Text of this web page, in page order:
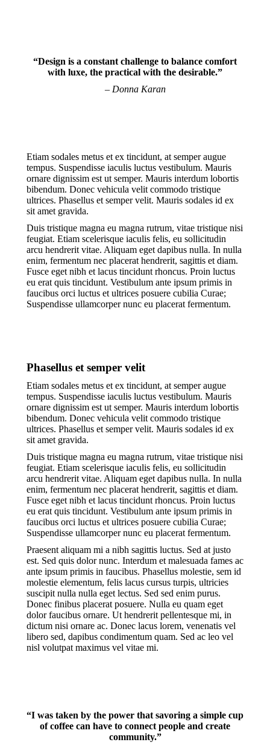
“Design is a constant challenge to balance comfort
with luxe, the practical with the desirable.”
– Donna Karan
Etiam sodales metus et ex tincidunt, at semper augue
tempus. Suspendisse iaculis luctus vestibulum. Mauris
ornare dignissim est ut semper. Mauris interdum lobortis
bibendum. Donec vehicula velit commodo tristique
ultrices. Phasellus et semper velit. Mauris sodales id ex
sit amet gravida.
Duis tristique magna eu magna rutrum, vitae tristique nisi
feugiat. Etiam scelerisque iaculis felis, eu sollicitudin
arcu hendrerit vitae. Aliquam eget dapibus nulla. In nulla
enim, fermentum nec placerat hendrerit, sagittis et diam.
Fusce eget nibh et lacus tincidunt rhoncus. Proin luctus
eu erat quis tincidunt. Vestibulum ante ipsum primis in
faucibus orci luctus et ultrices posuere cubilia Curae;
Suspendisse ullamcorper nunc eu placerat fermentum.
Phasellus et semper velit
Etiam sodales metus et ex tincidunt, at semper augue
tempus. Suspendisse iaculis luctus vestibulum. Mauris
ornare dignissim est ut semper. Mauris interdum lobortis
bibendum. Donec vehicula velit commodo tristique
ultrices. Phasellus et semper velit. Mauris sodales id ex
sit amet gravida.
Duis tristique magna eu magna rutrum, vitae tristique nisi
feugiat. Etiam scelerisque iaculis felis, eu sollicitudin
arcu hendrerit vitae. Aliquam eget dapibus nulla. In nulla
enim, fermentum nec placerat hendrerit, sagittis et diam.
Fusce eget nibh et lacus tincidunt rhoncus. Proin luctus
eu erat quis tincidunt. Vestibulum ante ipsum primis in
faucibus orci luctus et ultrices posuere cubilia Curae;
Suspendisse ullamcorper nunc eu placerat fermentum.
Praesent aliquam mi a nibh sagittis luctus. Sed at justo
est. Sed quis dolor nunc. Interdum et malesuada fames ac
ante ipsum primis in faucibus. Phasellus molestie, sem id
molestie elementum, felis lacus cursus turpis, ultricies
suscipit nulla nulla eget lectus. Sed sed enim purus.
Donec finibus placerat posuere. Nulla eu quam eget
dolor faucibus ornare. Ut hendrerit pellentesque mi, in
dictum nisi ornare ac. Donec lacus lorem, venenatis vel
libero sed, dapibus condimentum quam. Sed ac leo vel
nisl volutpat maximus vel vitae mi.
“I was taken by the power that savoring a simple cup
of coffee can have to connect people and create
community.”